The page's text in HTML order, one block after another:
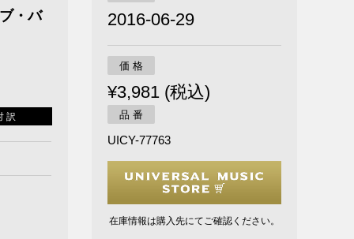
・バ
訳
2016-06-29
価 格
¥3,981 (税込)
品 番
UICY-77763
在庫情報は購入先にてご確認ください。